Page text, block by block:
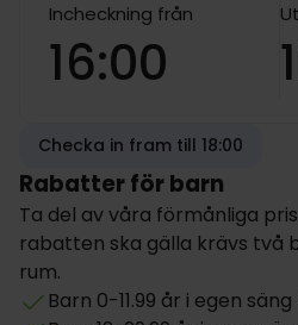
Incheckning från
16:00
Checka in fram till 18:00
Rabatter för barn
Ta del av våra förmånliga
rabatten ska gälla krävs två
rum.
Barn 0-11.99 år i egen